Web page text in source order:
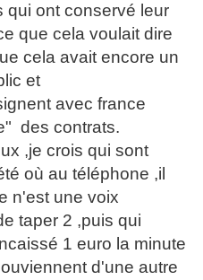
qui ont conservé leur
que cela voulait dire
cela avait encore un
et
avec france
des contrats.
,je crois qui sont
où au téléphone ,il
n'est une voix
taper 2 ,puis qui
1 euro la minute
d'une autre